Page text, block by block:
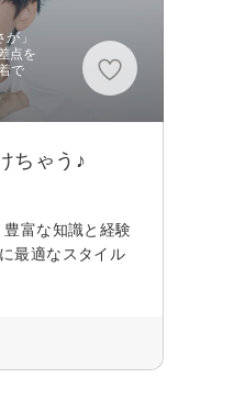
」
点を
で
ちゃう♪
富な知識と経験
最適なスタイル